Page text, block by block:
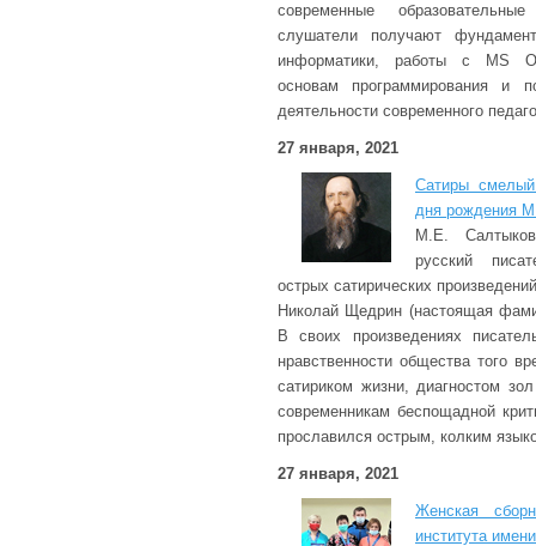
современные
слушатели получают
информатики, работы с MS
основам программирования и
деятельности современного
27 января, 2021
Сатиры
дня рождения
М.Е.
русский
острых сатирических
Николай Щедрин (настоящая
В своих произведениях
нравственности общества того
сатириком жизни, диагностом
современникам беспощадной
прославился острым, колким
27 января, 2021
Женская
института